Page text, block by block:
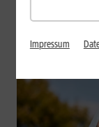
Mehr
Impressum